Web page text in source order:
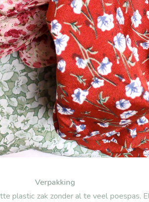
Verpakking
plastic zak zonder al te veel poespas.